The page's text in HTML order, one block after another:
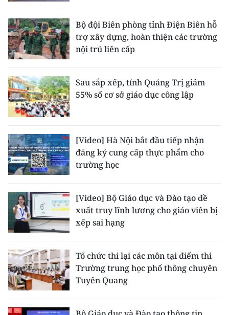
Bộ đội Biên phòng tỉnh Điện Biên hỗ
trợ xây dựng, hoàn thiện các trường
nội trú liên cấp
Sau sắp xếp, tỉnh Quảng Trị giảm
55% số cơ sở giáo dục công lập
[Video] Hà Nội bắt đầu tiếp nhận
đăng ký cung cấp thực phẩm cho
trường học
[Video] Bộ Giáo dục và Đào tạo đề
xuất truy lĩnh lương cho giáo viên bị
xếp sai hạng
Tổ chức thi lại các môn tại điểm thi
Trường trung học phổ thông chuyên
Tuyên Quang